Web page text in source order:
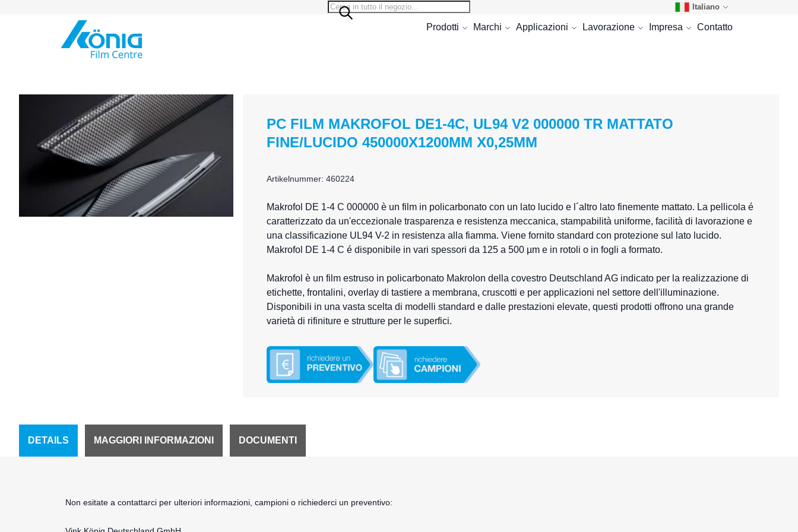
Search
Search
Italiano
Prodotti Marchi Applicazioni Lavorazione Impresa Contatto
PC FILM MAKROFOL DE1-4C, UL94 V2 000000 TR MATTATO
FINE/LUCIDO 450000X1200MM X0,25MM
Artikelnummer: 460224
Makrofol DE 1-4 C 000000 è unfilm in policarbonato con un lato lucido e l´altro lato finemente mattato. La pellicola é
caratterizzato da un'eccezionale trasparenza e resistenza meccanica, stampabilità uniforme, facilità di lavorazione e
una classificazione UL94 V-2 in resistenza alla fiamma. Viene fornito standard con protezione sul lato lucido.
Makrofol DE 1-4 C é disponibile in vari spessori da 125 a 500 µm e in rotoli o in fogli a formato.
Makrofol è un film estruso in policarbonato Makrolon della covestro Deutschland AG indicato per la realizzazione di
etichette, frontalini, overlay di tastiere a membrana, cruscotti e per applicazioni nel settore dell'illuminazione.
Disponibili in una vasta scelta di modelli standard e dalle prestazioni elevate, questi prodotti offrono una grande
varietà di rifiniture e strutture per le superfici.
DETAILS
Non esitate a contattarci per ulteriori informazioni, campioni o richiederci un preventivo:
MAGGIORI INFORMAZIONI DOCUMENTI